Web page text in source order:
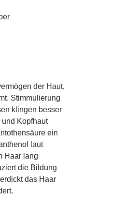
der Haut,
Stimmulierung
klingen besser
Kopfhaut
ein
laut
Haar lang
die Bildung
das Haar